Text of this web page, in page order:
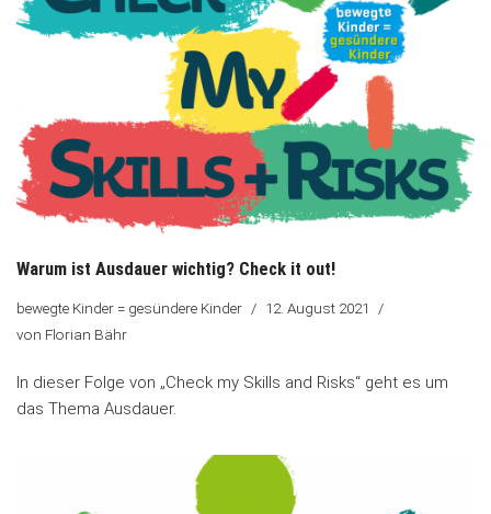
Warum ist Ausdauer wichtig? Check it out!
bewegte Kinder = gesündere Kinder
12. August 2021
von Florian Bähr
In dieser Folge von „Check my Skills and Risks“ geht es um
das Thema Ausdauer.